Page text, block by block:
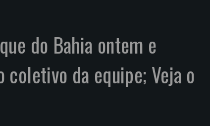
do Bahia ontem e
coletivo da equipe; Veja o